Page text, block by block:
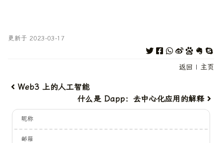
更新于 2023-03-17
返回 | 主页
Web3 上的人工智能
什么是 Dapp：去中心化应用的解释
昵称
邮箱